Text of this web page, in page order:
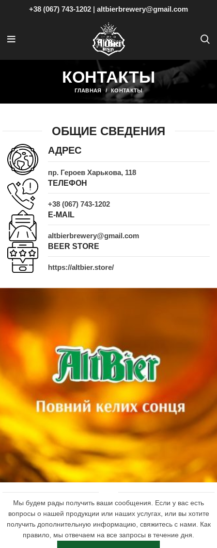
+38 (067) 743-1202 | altbierbrewery@gmail.com
КОНТАКТЫ
ГЛАВНАЯ КОНТАКТЫ
ОБЩИЕ СВЕДЕНИЯ
АДРЕС
пр. Героев Харькова, 118
ТЕЛЕФОН
+38 (067) 743-1202
E-MAIL
altbierbrewery@gmail.com
BEER STORE
https://altbier.store/
Мы будем рады получить ваши сообщения. Если у вас есть
вопросы о нашей продукции или наших услугах, или вы хотите
получить дополнительную информацию, свяжитесь с нами. Как
правило, мы отвечаем на все запросы в течение дня.